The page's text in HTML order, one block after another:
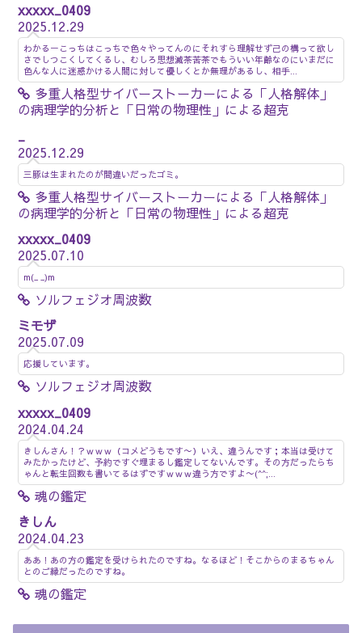
xxxxx_0409
2025.12.29
わかるーこっちはこっちで色々やってんのにそれすら理解せず己の構って欲し
さでしつこくしてくるし、むしろ思想滅茶苦茶でもういい年齢なのにいまだに
色んな人に迷惑かける人間に対して優しくとか無理があるし、相手...
多重人格型サイバーストーカーによる「人格解体」
の病理学的分析と「日常の物理性」による超克
_
2025.12.29
三豚は生まれたのが間違いだったゴミ。
多重人格型サイバーストーカーによる「人格解体」
の病理学的分析と「日常の物理性」による超克
xxxxx_0409
2025.07.10
m(_ _)m
ソルフェジオ周波数
ミモザ
2025.07.09
応援しています。
ソルフェジオ周波数
xxxxx_0409
2024.04.24
きしんさん！？ｗｗｗ（コメどうもです〜）いえ、違うんです；本当は受けて
みたかったけど、予約ですぐ埋まるし鑑定してないんです。その方だったらち
ゃんと転生回数も書いてるはずですｗｗｗ違う方ですよ〜(^^;...
魂の鑑定
きしん
2024.04.23
ああ！あの方の鑑定を受けられたのですね。なるほど！そこからのまるちゃん
とのご縁だったのですね。
魂の鑑定